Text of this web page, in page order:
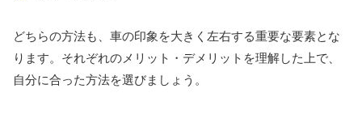
どちらの方法も、車の印象を大きく左右する重要な要素とな
ります。それぞれのメリット・デメリットを理解した上で、
自分に合った方法を選びましょう。